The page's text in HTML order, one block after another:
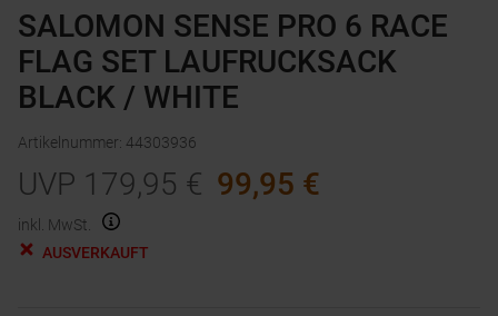
SALOMON SENSE PRO 6 RACE
FLAG SET LAUFRUCKSACK
BLACK / WHITE
Artikelnummer: 44303936
UVP 179,95 € 99,95 €
inkl. MwSt.
AUSVERKAUFT